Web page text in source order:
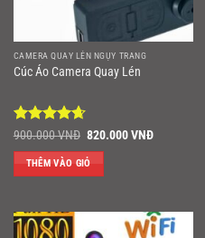
CAMERA QUAY LÉN NGỤY TRANG
Cúc Áo Camera Quay Lén
Được xếp
hạng4.67
5 sao
900.000VNĐ Giá
là:
900.000 VNĐ.
820.000VNĐGiá
820.000
THÊM VÀO GIỎ